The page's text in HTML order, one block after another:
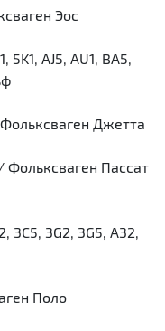
Эос
5K1, AJ5, AU1, BA5,
Джетта
Фольксваген Пассат
3C5, 3G2, 3G5, A32,
Поло